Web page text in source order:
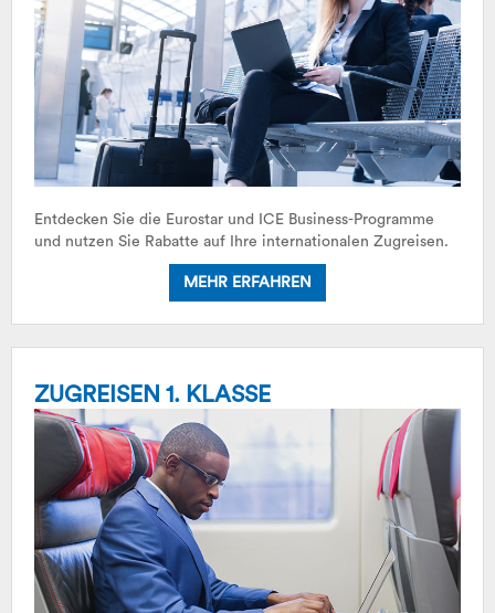
Entdecken Sie die Eurostar und ICE Business-Programme
und nutzen Sie Rabatte auf Ihre internationalen Zugreisen.
MEHR ERFAHREN
ZUGREISEN 1. KLASSE